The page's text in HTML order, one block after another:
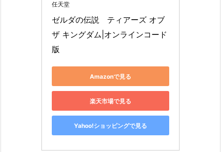
任天堂
ゼルダの伝説　ティアーズ オブ
ザ キングダム|オンラインコード
版
Amazonで見る
楽天市場で見る
Yahoo!ショッピングで見る